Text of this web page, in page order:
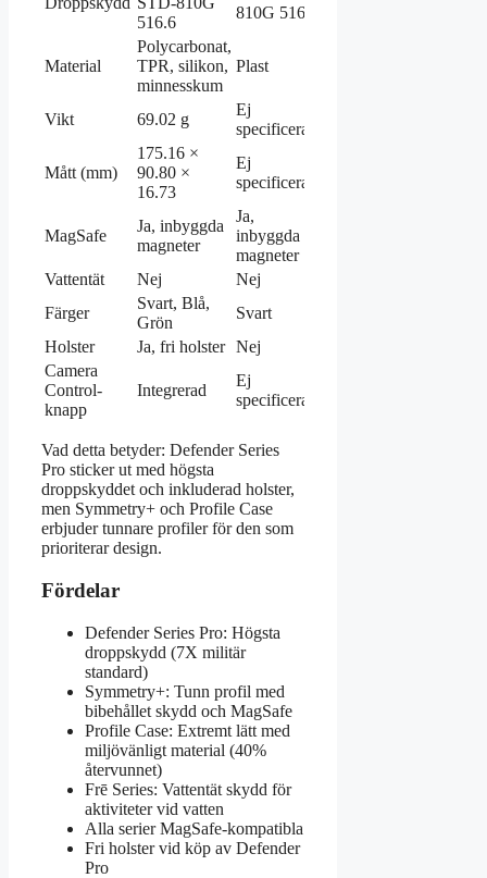
516.6
810G 516.6
Material
Polycarbonat,
TPR, silikon,
minnesskum
Plast
Vikt 69.02 g
Ej
specificerat
Mått (mm)
175.16 ×
90.80 ×
16.73
Ej
specificerat
MagSafe
Ja, inbyggda
magneter
Ja,
inbyggda
magneter
Vattentät Nej Nej
Färger
Svart, Blå,
Grön
Svart
Holster
Ja, fri holster Nej
Camera
Control-
knapp
Integrerad
Ej
specificerat
Vad detta betyder: Defender Series
Pro sticker ut med högsta
droppskyddet och inkluderad holster,
men Symmetry+ och Profile Case
erbjuder tunnare profiler för den som
prioriterar design.
Fördelar
Defender Series Pro: Högsta
droppskydd (7X militär
standard)
Symmetry+: Tunn profil med
bibehållet skydd och MagSafe
Profile Case: Extremt lätt med
miljövänligt material (40%
återvunnet)
Frē Series: Vattentät skydd för
aktiviteter vid vatten
Alla serier MagSafe-kompatibla
Fri holster vid köp av Defender
Pro